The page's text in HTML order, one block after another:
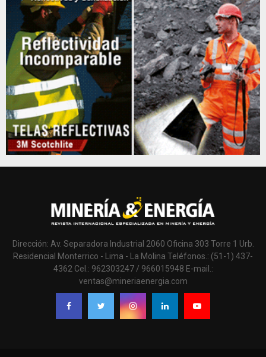
Dirección: Av. Separadora Industrial 2060 Oficina 303 Torre 1 Urb.
Residencial Monterrico - Lima - La Molina Teléfonos.: (51-1) 437-
4362 Cel.: 962303247 / 966015948 E-mail.:
ventas@mineriaenergia.com